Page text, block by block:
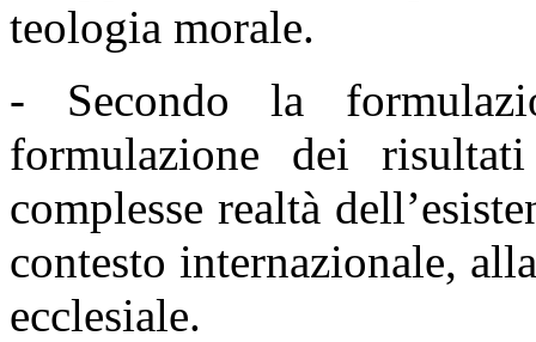
teologia morale.
- Secondo la
formulazione dei
complesse realtà
contesto internazionale,
ecclesiale.